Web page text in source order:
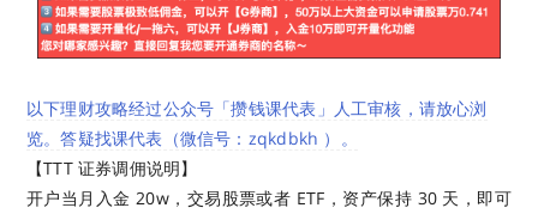
以下理财攻略经过公众号「攒钱课代表」人工审核，请放心浏
览。答疑找课代表（微信号：zqkdbkh ）。
【TTT 证券调佣说明】
开户当月入金 20w，交易股票或者 ETF，资产保持 30 天，即可